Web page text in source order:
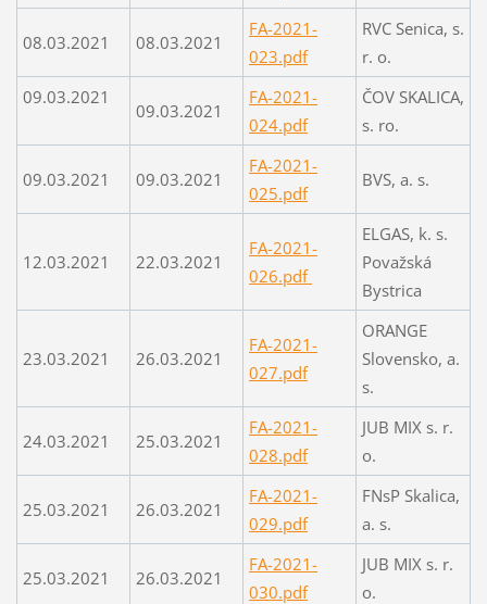
08.03.2021 08.03.2021
FA-2021-
023.pdf
RVC Senica, s.
r. o.
09.03.2021
09.03.2021
FA-2021-
024.pdf
ČOV SKALICA,
s. ro.
09.03.2021 09.03.2021
FA-2021-
025.pdf
BVS, a. s.
12.03.2021 22.03.2021
FA-2021-
026.pdf
ELGAS, k. s.
Považská
Bystrica
23.03.2021 26.03.2021
FA-2021-
027.pdf
ORANGE
Slovensko, a.
s.
24.03.2021 25.03.2021
FA-2021-
028.pdf
JUB MIX s. r.
o.
25.03.2021 26.03.2021
FA-2021-
029.pdf
FNsP Skalica,
a. s.
25.03.2021 26.03.2021
FA-2021-
030.pdf
JUB MIX s. r.
o.